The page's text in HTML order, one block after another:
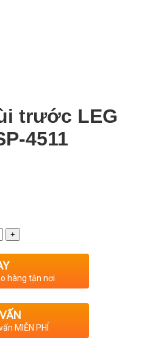
trước LEG
4511
hàng tận nơi
MIỄN PHÍ